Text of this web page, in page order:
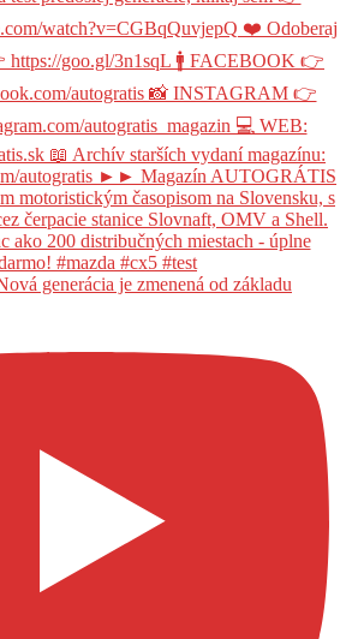
generácia je zmenená od základu